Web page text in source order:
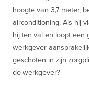
hoogte van 3,7 meter,
airconditioning. Als hij
hij ten val en loopt een
werkgever
geschoten in zijn
de werkgever?